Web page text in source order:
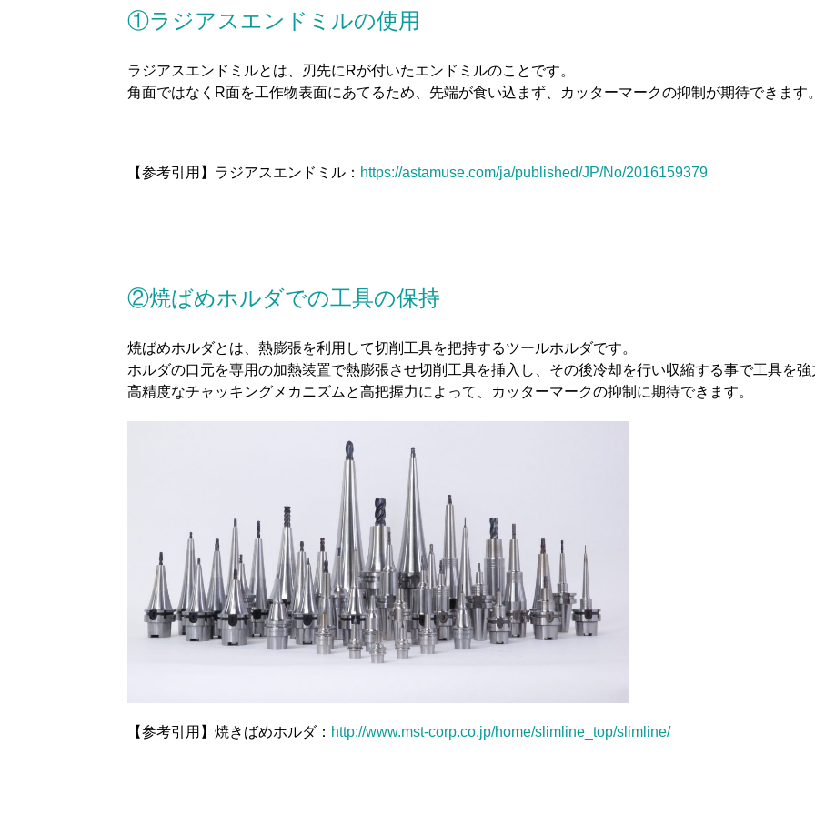
①ラジアスエンドミルの使用
ラジアスエンドミルとは、刃先にRが付いたエンドミルのことです。
角面ではなくR面を工作物表面にあてるため、先端が食い込まず、カッターマークの抑制が期待できます。
【参考引用】ラジアスエンドミル： https://astamuse.com/ja/published/JP/No/2016159379
②焼ばめホルダでの工具の保持
焼ばめホルダとは、熱膨張を利用して切削工具を把持するツールホルダです。
ホルダの口元を専用の加熱装置で熱膨張させ切削工具を挿入し、その後冷却を行い収縮する事で工具を強
高精度なチャッキングメカニズムと高把握力によって、カッターマークの抑制に期待できます。
【参考引用】焼きばめホルダ： http://www.mst-corp.co.jp/home/slimline_top/slimline/